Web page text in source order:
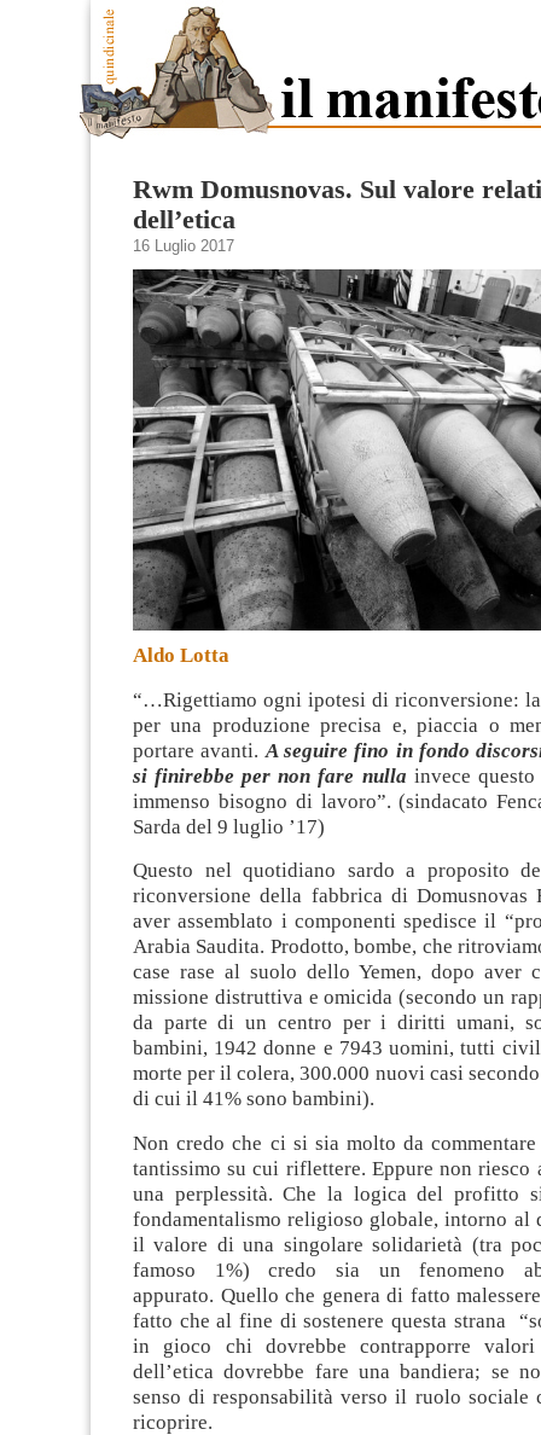
Rwm Domusnovas. Sul valore
dell’etica
16 Luglio 2017
Aldo Lotta
“…Rigettiamo ogni ipotesi di riconversione:
per una produzione precisa e, piaccia o
portare avanti.A seguire fino in fondo
si finirebbe per non fare nulla invece
immenso bisogno di lavoro”. (sindacato
Sarda del 9 luglio ’17)
Questo nel quotidiano sardo a proposito
riconversione della fabbrica di Domusnovas
aver assemblato i componenti spedisce il
Arabia Saudita. Prodotto, bombe, che
case rase al suolo dello Yemen, dopo aver
missione distruttiva e omicida (secondo un
da parte di un centro per i diritti umani,
bambini, 1942 donne e 7943 uomini, tutti
morte per il colera, 300.000 nuovi casi
di cui il 41% sono bambini).
Non credo che ci si sia molto da
tantissimo su cui riflettere. Eppure non riesco
una perplessità. Che la logica del profitto
fondamentalismo religioso globale, intorno al
il valore di una singolare solidarietà (tra
famoso 1%) credo sia un fenomeno
appurato. Quello che genera di fatto
fatto che al fine di sostenere questa strana
in gioco chi dovrebbe contrapporre
dell’etica dovrebbe fare una bandiera; se
senso di responsabilità verso il ruolo sociale
ricoprire.